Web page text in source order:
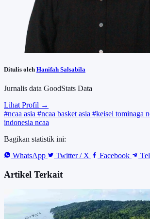
Ditulis oleh Hanifah Salsabila
Jurnalis data GoodStats Data
Lihat Profil →
#ncaa asia #ncaa basket asia #keisei tominaga
indonesia ncaa
Bagikan statistik ini:
WhatsApp
Twitter / X Facebook
Artikel Terkait